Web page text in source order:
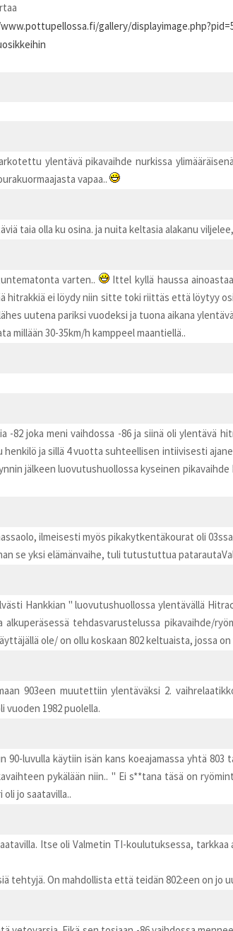
gallery/
ylentävä pikavaihde nurkissa
vapaa..
taia olla ku osina. ja nuita keltasia alakanu
varten..
Ittel kyllä haussa
hitrakkiä ei löydy niin sitte toki riittäs että löytyy
uutena pariksi vuodeksi ja tuona aikana
millään 30-35km/h kamppeel maantiellä..
-82 joka meni vaihdossa -86 ja siinä oli
ja sillä 4 vuotta suhteellisen intiivisesti
jälkeen luovutushuollossa kyseinen
ilmeisesti myös pikakytkentäkourat oli
se yksi elämänvaihe, tuli tutustuttua
Hankkian " luovutushuollossa ylentävällä
tehdasvarustelussa pikavaihde/
ole/ on ollu koskaan 802 keltuaista, jossa
903een muutettiin ylentäväksi 2.
1982 puolella.
90-luvulla käytiin isän kans koeajamassa yhtä
pykälään niin.. " Ei s**tana täsä on
jo saatavilla..
Itse oli Valmetin TI-koulutuksessa,
tehtyjä. On mahdollista että teidän 802:een on